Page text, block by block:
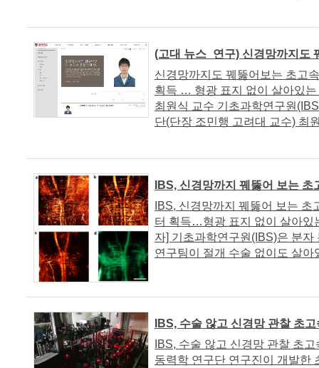
(고대 뉴스_연구) 신경망까지도
신경망까지도 꿰뚫어보는 초고
획득 … 형광 표지 없이 살아있
최원식 교수 기초과학연구원
단(단장 조민행 고려대 교수) 최
IBS, 신경망까지 꿰뚫어 보는 초
IBS, 신경망까지 꿰뚫어 보는
터 획득…형광 표지 없이 살아있
자] 기초과학연구원(IBS)은 분
연구팀이 절개 수술 없이도 살아
IBS, 수술 않고 신경망 관찰 초
IBS, 수술 않고 신경망 관찰 초
동력학 연구단 연구진이 개발한